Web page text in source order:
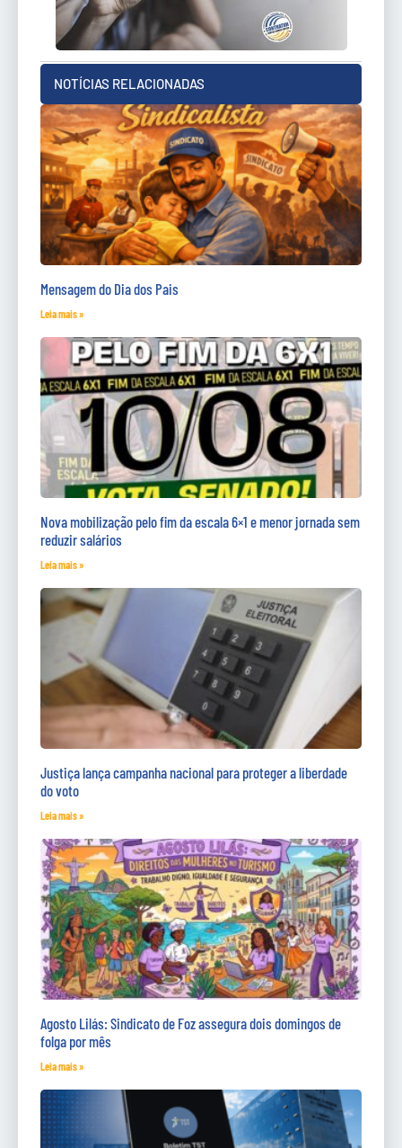
NOTÍCIAS RELACIONADAS
Mensagem do Dia dos Pais
Leia mais »
Nova mobilização pelo fim da escala 6×1 e menor jornada sem
reduzir salários
Leia mais »
Justiça lança campanha nacional para proteger a liberdade
do voto
Leia mais »
Agosto Lilás: Sindicato de Foz assegura dois domingos de
folga por mês
Leia mais »